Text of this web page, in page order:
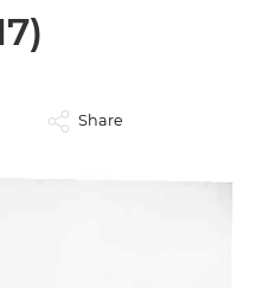
Share